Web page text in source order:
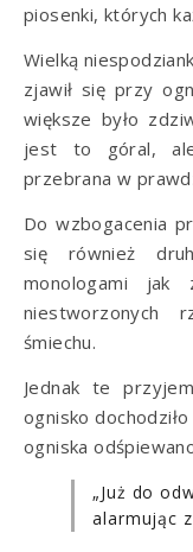
piosenki, których
Wielką
zjawił się przy
większe było
jest to góral,
przebrana w
Do wzbogacenia
się również
monologami
niestworzonych
śmiechu.
Jednak te
ognisko
ogniska
„Już do
alarmując